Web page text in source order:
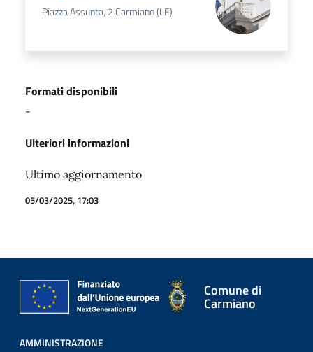
Piazza Assunta, 2 Carmiano (LE)
Formati disponibili
-
Ulteriori informazioni
Ultimo aggiornamento
05/03/2025, 17:03
Comune di
Carmiano
AMMINISTRAZIONE